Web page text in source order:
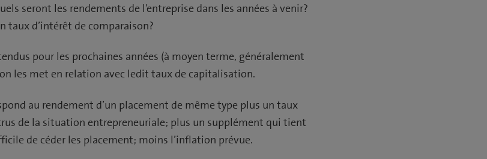
seront les rendements de l’entreprise dans les années à venir?
taux d’intérêt de comparaison?
pour les prochaines années (à moyen terme, généralement
les met en relation avec ledit taux de capitalisation.
au rendement d’un placement de même type plus un taux
de la situation entrepreneuriale; plus un supplément qui tient
de céder les placement; moins l’inflation prévue.